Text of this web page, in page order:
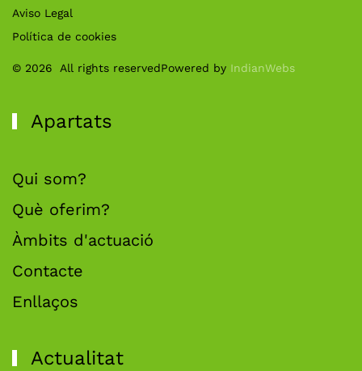
Aviso Legal
Política de cookies
© 2026 All rights reservedPowered by IndianWebs
Apartats
Qui som?
Què oferim?
Àmbits d'actuació
Contacte
Enllaços
Actualitat